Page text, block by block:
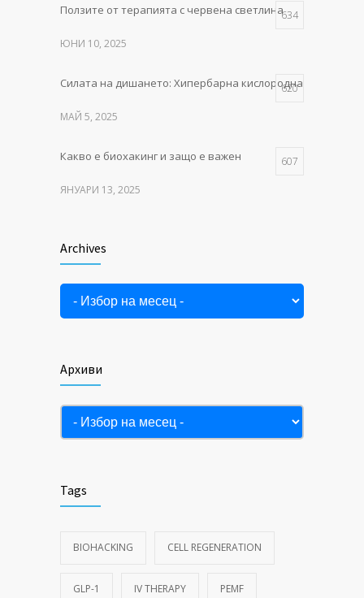
Как тялото се изцелява само –
489
ФЕВРУАРИ 10, 2025
Ползите от терапията с червена светлина634
ЮНИ 10, 2025
Силата на дишането: Хипербарна кислородна терапия в
620
МАЙ 5, 2025
Какво е биохакинг и защо е важен 607
ЯНУАРИ 13, 2025
светлина, която събужда клетките
Как тялото се изцелява само –
Archives
Archives
Архиви
Архиви
Tags
BIOHACKING CELL REGENERATION
GLP-1 IV THERAPY PEMF